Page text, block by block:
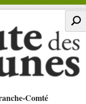
Comté